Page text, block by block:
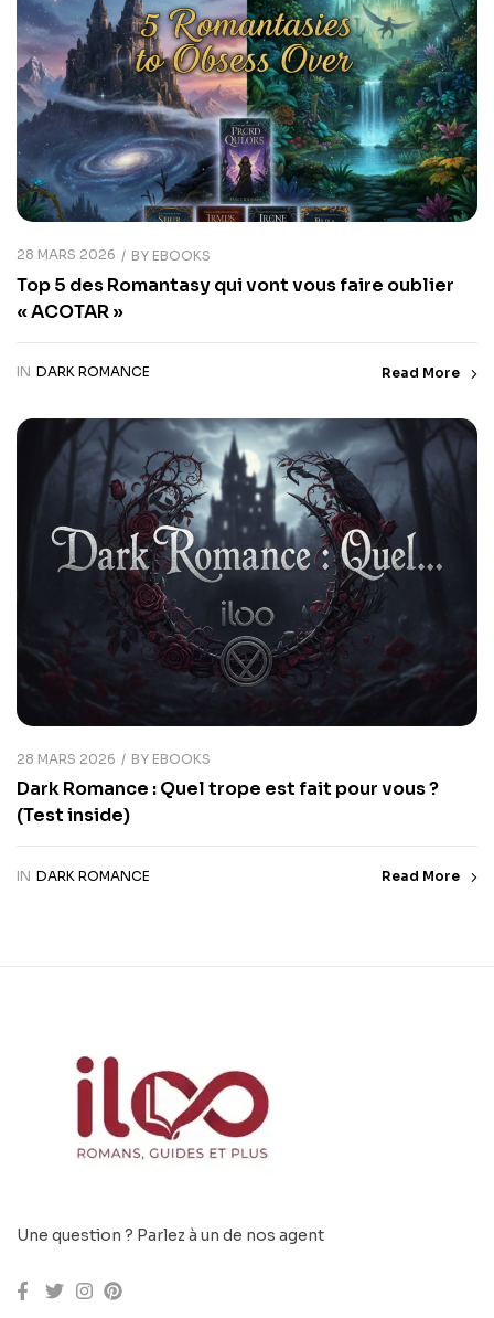
28 MARS 2026 BY EBOOKS
Top 5 des Romantasy qui vont vous faire oublier
« ACOTAR »
IN DARK ROMANCE Read More
28 MARS 2026 BY EBOOKS
Dark Romance : Quel trope est fait pour vous ?
(Test inside)
IN DARK ROMANCE Read More
Une question ? Parlez à un de nos agent